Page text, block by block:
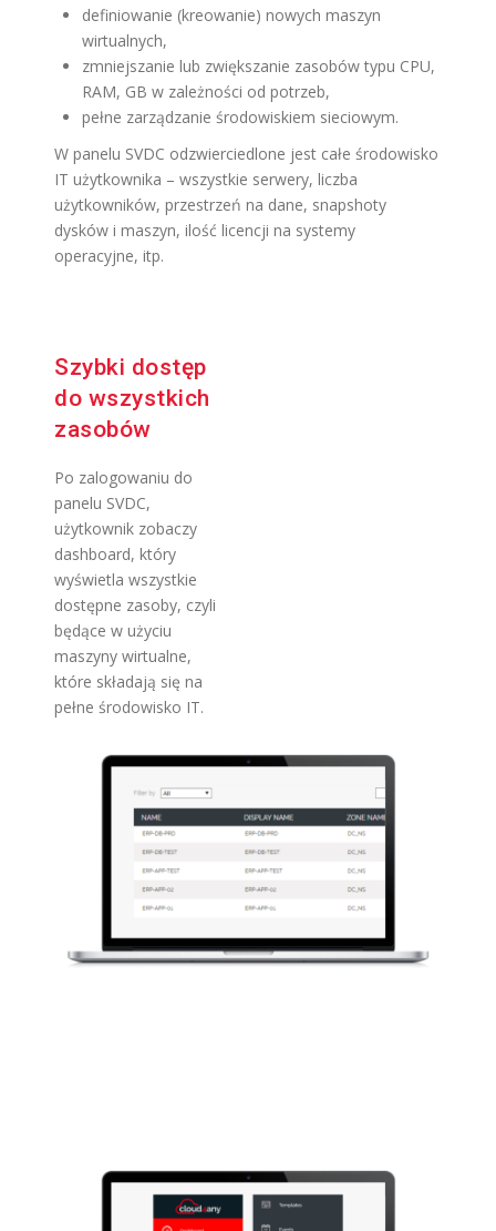
definiowanie (kreowanie) nowych maszyn
wirtualnych,
zmniejszanie lub zwiększanie zasobów typu CPU,
RAM, GB w zależności od potrzeb,
pełne zarządzanie środowiskiem sieciowym.
W panelu SVDC odzwierciedlone jest całe środowisko
IT użytkownika – wszystkie serwery, liczba
użytkowników, przestrzeń na dane, snapshoty
dysków i maszyn, ilość licencji na systemy
operacyjne, itp.
Szybki dostęp
do wszystkich
zasobów
Po zalogowaniu do
panelu SVDC,
użytkownik zobaczy
dashboard, który
wyświetla wszystkie
dostępne zasoby, czyli
będące w użyciu
maszyny wirtualne,
które składają się na
pełne środowisko IT.